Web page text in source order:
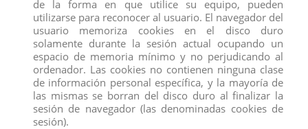
de la forma en que utilice su equipo, pueden
utilizarse para reconocer al usuario. El navegador del
usuario memoriza cookies en el disco duro
solamente durante la sesión actual ocupando un
espacio de memoria mínimo y no perjudicando al
ordenador. Las cookies no contienen ninguna clase
de información personal específica, y la mayoría de
las mismas se borran del disco duro al finalizar la
sesión de navegador (las denominadas cookies de
sesión).